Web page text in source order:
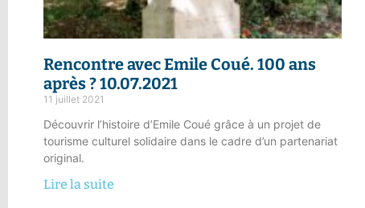
Rencontre avec Emile Coué. 100 ans
après ? 10.07.2021
11 juillet 2021
Découvrir l’histoire d’Emile Coué grâce à un projet de
tourisme culturel solidaire dans le cadre d’un partenariat
original.
Lire la suite